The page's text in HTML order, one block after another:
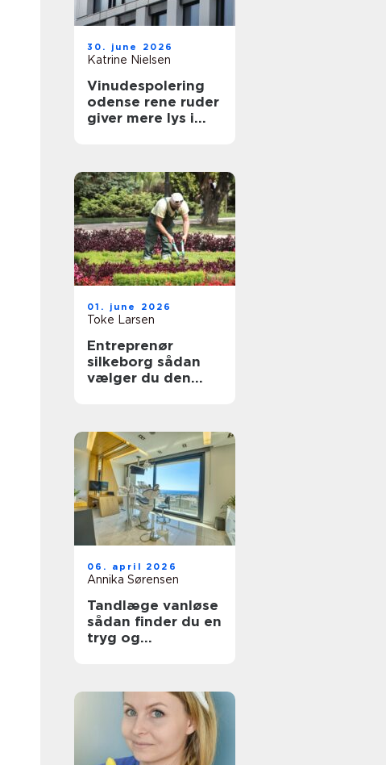
30. june 2026
Katrine Nielsen
Vinudespolering
odense rene ruder
giver mere lys i
01. june 2026
Toke Larsen
Entreprenør
silkeborg sådan
vælger du den
06. april 2026
Annika Sørensen
Tandlæge vanløse
sådan finder du en
tryg og